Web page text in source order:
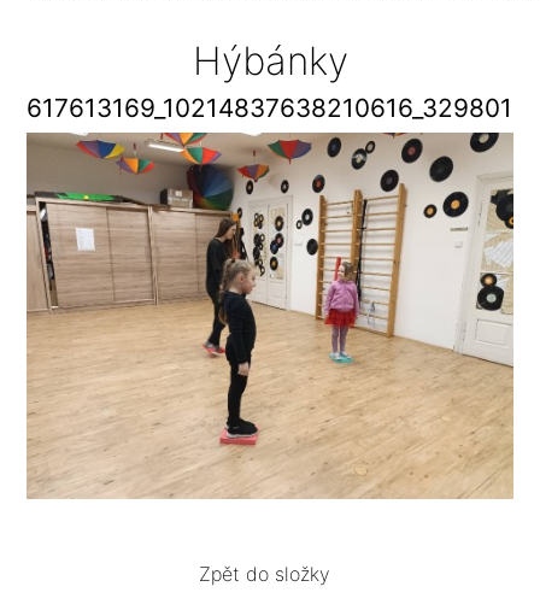
Hýbánky
Zpět do složky